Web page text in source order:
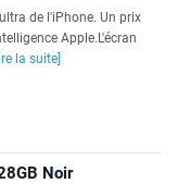
de l'iPhone. Un prix
Apple.L'écran
la suite]
Noir